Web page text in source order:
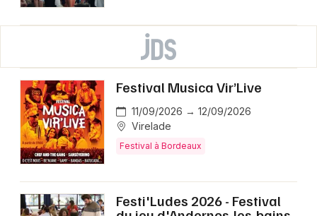
Festival Musica Vir’Live
11/09/2026 → 12/09/2026
Virelade
Festival à Bordeaux
Festi'Ludes 2026 - Festival